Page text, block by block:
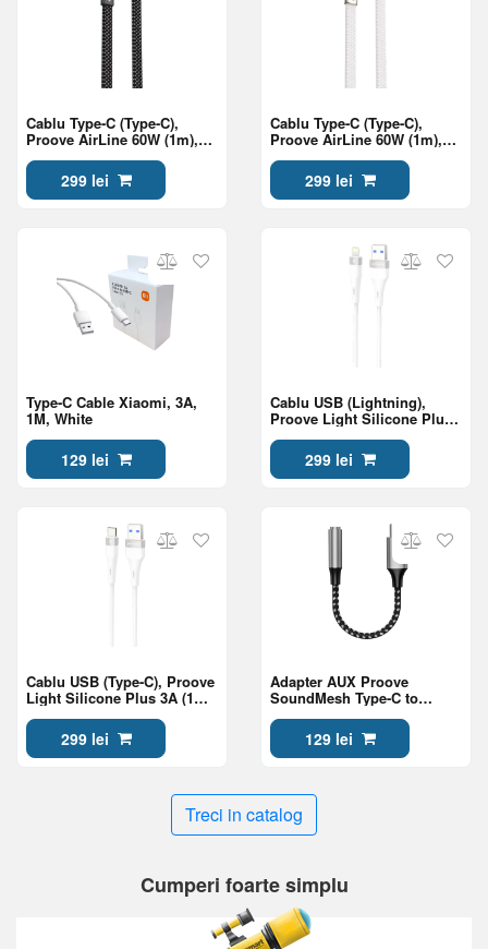
Cablu Type-C (Type-C),
Proove AirLine 60W (1m),
Black
299 lei
Cablu Type-C (Type-C),
Proove AirLine 60W (1m),
White
299 lei
Type-C Cable Xiaomi, 3A,
1M, White
129 lei
Cablu USB (Lightning),
Proove Light Silicone Plus
2.4A (1m), White
299 lei
Cablu USB (Type-C), Proove
Light Silicone Plus 3A (1m),
White
299 lei
Adapter AUX Proove
SoundMesh Type-C to
3.5mm, Gray
129 lei
Treci in catalog
Cumperi foarte simplu